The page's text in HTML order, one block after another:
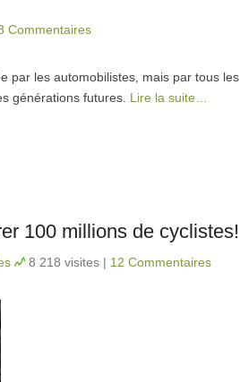
Commentaires
par les automobilistes, mais par tous les
générations futures. Lire la suite…
100 millions de cyclistes!
8 218 visites | 12 Commentaires